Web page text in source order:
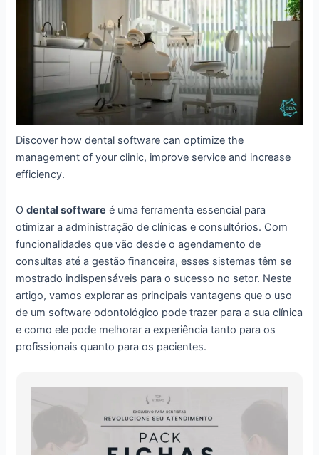
Discover how dental software can optimize the
management of your clinic, improve service and increase
efficiency.
Odental software é uma ferramenta essencial para
otimizar a administração de clínicas e consultórios. Com
funcionalidades que vão desde o agendamento de
consultas até a gestão financeira, esses sistemas têm se
mostrado indispensáveis para o sucesso no setor. Neste
artigo, vamos explorar as principais vantagens que o uso
de um software odontológico pode trazer para a sua clínica
e como ele pode melhorar a experiência tanto para os
profissionais quanto para os pacientes.